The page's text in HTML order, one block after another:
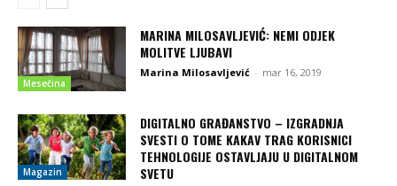
Mesečina
MARINA MILOSAVLJEVIĆ: NEMI ODJEK
MOLITVE LJUBAVI
Marina Milosavljević - mar 16, 2019
Magazin
DIGITALNO GRAĐANSTVO – IZGRADNJA
SVESTI O TOME KAKAV TRAG KORISNICI
TEHNOLOGIJE OSTAVLJAJU U DIGITALNOM
SVETU